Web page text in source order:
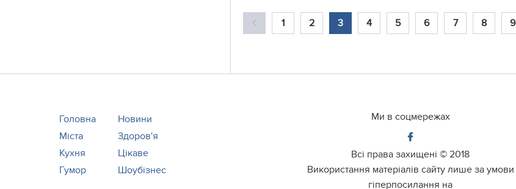
1 2 3 4 5 6 7 8 9
Головна
Новини
Міста
Здоров'я
Кухня
Цікаве
Гумор
Шоубізнес
Ми в соцмережах
Всі права захищені © 2018
Використання матеріалів сайту лише за умови
гіперпосилання на